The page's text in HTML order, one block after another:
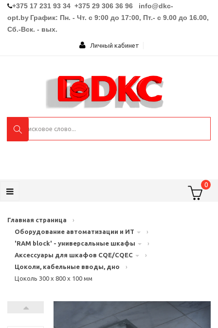
+375 17 231 93 34 +375 29 306 36 96 info@dkc-
opt.by График: Пн. - Чт. с 9:00 до 17:00, Пт.- с 9.00 до 16.00,
Сб.-Вск. - вых.
Личный кабинет
0
Главная страница
›
Оборудование автоматизации и ИТ
›
'RAM block' - универсальные шкафы
›
Аксессуары для шкафов CQE/CQEC
›
Цоколи, кабельные вводы, дно
›
Цоколь 300 x 800 x 100 мм